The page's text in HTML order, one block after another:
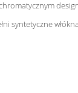
syntetyczne